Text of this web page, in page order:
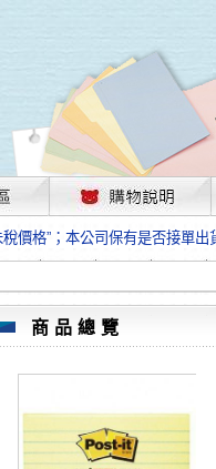
甚大，部份上游供應商已採取
價格”；本公司保有是否接單出
單前請先跟客服人員確認最新
價格”；本公司保有是否接單出
，遂待客服人員跟您確認訂單
價格”；本公司保有是否接單出
甚大，部份上游供應商已採
價格”；本公司保有是否接單出
單前請先跟客服人員確認最新
價格”；本公司保有是否接單出
，遂待客服人員跟您確認訂單
價格”；本公司保有是否接單出
商品總覽